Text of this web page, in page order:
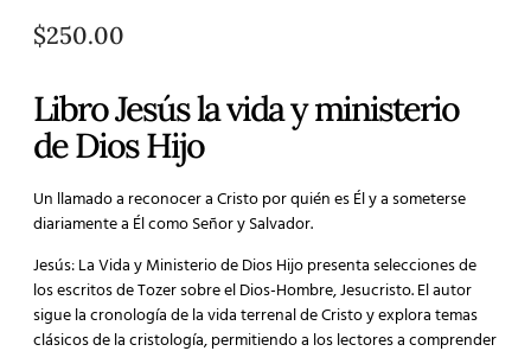
$250.00
Libro Jesús la vida y ministerio
de Dios Hijo
Un llamado a reconocer a Cristo por quién es Él y a someterse
diariamente a Él como Señor y Salvador.
Jesús: La Vida y Ministerio de Dios Hijo presenta selecciones de
los escritos de Tozer sobre el Dios-Hombre, Jesucristo. El autor
sigue la cronología de la vida terrenal de Cristo y explora temas
clásicos de la cristología, permitiendo a los lectores a comprender